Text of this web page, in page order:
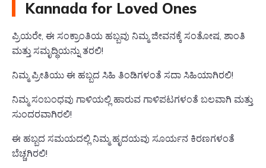
Kannada for Loved Ones
ಪ್ರಿಯರೇ, ಈ ಸಂಕ್ರಾಂತಿಯ ಹಬ್ಬವು ನಿಮ್ಮ ಜೀವನಕ್ಕೆ ಸಂತೋಷ, ಶಾಂತಿ
ಮತ್ತು ಸಮೃದ್ಧಿಯನ್ನು ತರಲಿ!
ನಿಮ್ಮ ಪ್ರೀತಿಯು ಈ ಹಬ್ಬದ ಸಿಹಿ ತಿಂಡಿಗಳಂತೆ ಸದಾ ಸಿಹಿಯಾಗಿರಲಿ!
ನಿಮ್ಮ ಸಂಬಂಧವು ಗಾಳಿಯಲ್ಲಿ ಹಾರುವ ಗಾಳಿಪಟಗಳಂತೆ ಬಲವಾಗಿ ಮತ್ತು
ಸುಂದರವಾಗಿರಲಿ!
ಈ ಹಬ್ಬದ ಸಮಯದಲ್ಲಿ ನಿಮ್ಮ ಹೃದಯವು ಸೂರ್ಯನ ಕಿರಣಗಳಂತೆ
ಬೆಚ್ಚಗಿರಲಿ!